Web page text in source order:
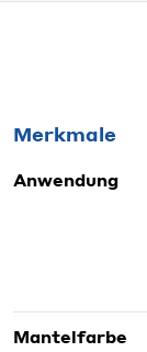
Merkmale
Anwendung
Mantelfarbe